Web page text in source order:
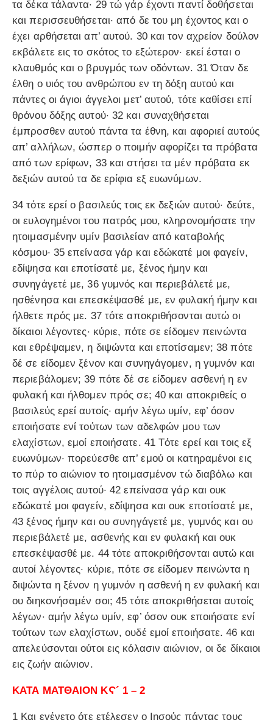
τα δέκα τάλαντα· 29 τώ γάρ έχοντι παντί δοθήσεται
και περισσευθήσεται· από δε του μη έχοντος και ο
έχει αρθήσεται απ’ αυτού. 30 και τον αχρείον δούλον
εκβάλετε εις το σκότος το εξώτερον· εκεί έσται ο
κλαυθμός και ο βρυγμός των οδόντων. 31 Όταν δε
έλθη ο υιός του ανθρώπου εν τη δόξη αυτού και
πάντες οι άγιοι άγγελοι μετ’ αυτού, τότε καθίσει επί
θρόνου δόξης αυτού· 32 και συναχθήσεται
έμπροσθεν αυτού πάντα τα έθνη, και αφοριεί αυτούς
απ’ αλλήλων, ώσπερ ο ποιμήν αφορίζει τα πρόβατα
από των ερίφων, 33 και στήσει τα μέν πρόβατα εκ
δεξιών αυτού τα δε ερίφια εξ ευωνύμων.
34 τότε ερεί ο βασιλεύς τοις εκ δεξιών αυτού· δεύτε,
οι ευλογημένοι του πατρός μου, κληρονομήσατε την
ητοιμασμένην υμίν βασιλείαν από καταβολής
κόσμου· 35 επείνασα γάρ και εδώκατέ μοι φαγείν,
εδίψησα και εποτίσατέ με, ξένος ήμην και
συνηγάγετέ με, 36 γυμνός και περιεβάλετέ με,
ησθένησα και επεσκέψασθέ με, εν φυλακή ήμην και
ήλθετε πρός με. 37 τότε αποκριθήσονται αυτώ οι
δίκαιοι λέγοντες· κύριε, πότε σε είδομεν πεινώντα
και εθρέψαμεν, η διψώντα και εποτίσαμεν; 38 πότε
δέ σε είδομεν ξένον και συνηγάγομεν, η γυμνόν και
περιεβάλομεν; 39 πότε δέ σε είδομεν ασθενή η εν
φυλακή και ήλθομεν πρός σε; 40 και αποκριθείς ο
βασιλεύς ερεί αυτοίς· αμήν λέγω υμίν, εφ’ όσον
εποιήσατε ενί τούτων των αδελφών μου των
ελαχίστων, εμοί εποιήσατε. 41 Τότε ερεί και τοις εξ
ευωνύμων· πορεύεσθε απ’ εμού οι κατηραμένοι εις
το πύρ το αιώνιον το ητοιμασμένον τώ διαβόλω και
τοις αγγέλοις αυτού· 42 επείνασα γάρ και ουκ
εδώκατέ μοι φαγείν, εδίψησα και ουκ εποτίσατέ με,
43 ξένος ήμην και ου συνηγάγετέ με, γυμνός και ου
περιεβάλετέ με, ασθενής και εν φυλακή και ουκ
επεσκέψασθέ με. 44 τότε αποκριθήσονται αυτώ και
αυτοί λέγοντες· κύριε, πότε σε είδομεν πεινώντα η
διψώντα η ξένον η γυμνόν η ασθενή η εν φυλακή και
ου διηκονήσαμέν σοι; 45 τότε αποκριθήσεται αυτοίς
λέγων· αμήν λέγω υμίν, εφ’ όσον ουκ εποιήσατε ενί
τούτων των ελαχίστων, ουδέ εμοί εποιήσατε. 46 και
απελεύσονται ούτοι εις κόλασιν αιώνιον, οι δε δίκαιοι
εις ζωήν αιώνιον.
ΚΑΤΑ ΜΑΤΘΑΙΟΝ ΚϚ´ 1 – 2
1 Και εγένετο ότε ετέλεσεν ο Ιησούς πάντας τους